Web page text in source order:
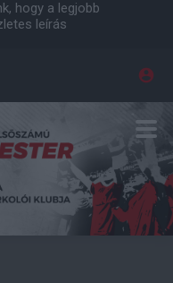
hogy a legjobb
leírás